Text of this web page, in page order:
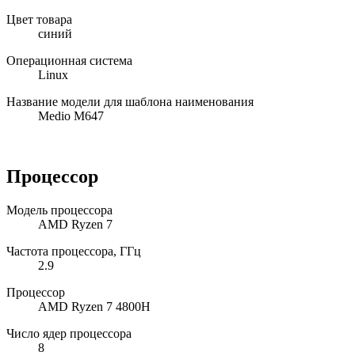
Цвет товара
синий
Операционная система
Linux
Название модели для шаблона наименования
Medio M647
Процессор
Модель процессора
AMD Ryzen 7
Частота процессора, ГГц
2.9
Процессор
AMD Ryzen 7 4800H
Число ядер процессора
8